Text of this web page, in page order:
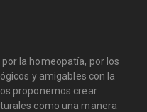
la homeopatía, por los
y amigables con la
proponemos crear
como una manera